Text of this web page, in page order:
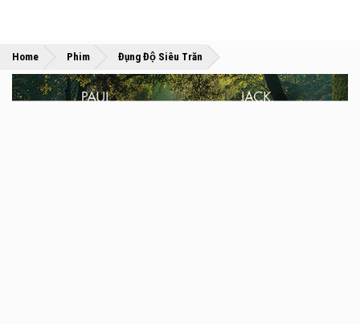
Home »
Phim »
Đụng Độ Siêu Trăn